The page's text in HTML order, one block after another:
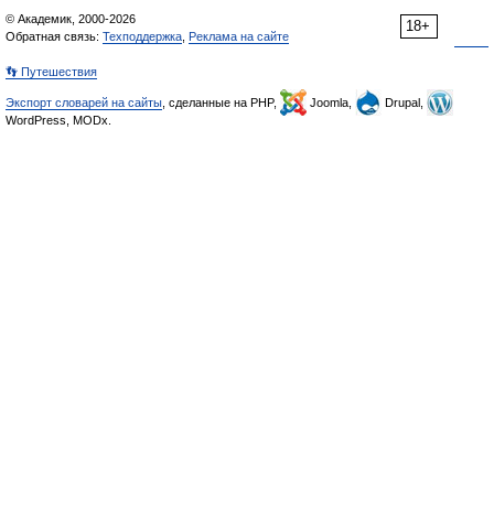
18+
© Академик, 2000-2026
Обратная связь: Техподдержка Реклама на сайте
👣 Путешествия
Экспорт словарей на сайты , сделанные на PHP, Joomla,
Drupal,
WordPress, MODx.